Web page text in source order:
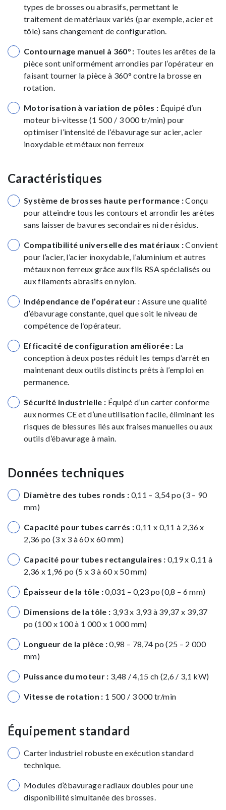
types de brosses ou abrasifs, permettant le
traitement de matériaux variés (par exemple, acier et
tôle) sans changement de configuration.
Contournage manuel à 360° : Toutes les arêtes de la
pièce sont uniformément arrondies par l’opérateur en
faisant tourner la pièce à 360° contre la brosse en
rotation.
Motorisation à variation de pôles : Équipé d’un
moteur bi-vitesse (1 500 / 3 000 tr/min) pour
optimiser l’intensité de l’ébavurage sur acier, acier
inoxydable et métaux non ferreux
Caractéristiques
Système de brosses haute performance :Conçu
pour atteindre tous les contours et arrondir les arêtes
sans laisser de bavures secondaires ni de résidus.
Compatibilité universelle des matériaux :Convient
pour l’acier, l’acier inoxydable, l’aluminium et autres
métaux non ferreux grâce aux fils RSA spécialisés ou
aux filaments abrasifs en nylon.
Indépendance de l’opérateur : Assure une qualité
d’ébavurage constante, quel que soit le niveau de
compétence de l’opérateur.
Efficacité de configuration améliorée : La
conception à deux postes réduit les temps d’arrêt en
maintenant deux outils distincts prêts à l’emploi en
permanence.
Sécurité industrielle : Équipé d’un carter conforme
aux normes CE et d’une utilisation facile, éliminant les
risques de blessures liés aux fraises manuelles ou aux
outils d’ébavurage à main.
Données techniques
Diamètre des tubes ronds : 0,11 – 3,54 po (3 – 90
mm)
Capacité pour tubes carrés :0,11 x 0,11 à 2,36 x
2,36 po (3 x 3 à 60 x 60 mm)
Capacité pour tubes rectangulaires : 0,19 x 0,11 à
2,36 x 1,96 po (5 x 3 à 60 x 50 mm)
Épaisseur de la tôle :0,031 – 0,23 po (0,8 – 6 mm)
Dimensions de la tôle : 3,93 x 3,93 à 39,37 x 39,37
po (100 x 100 à 1 000 x 1 000 mm)
Longueur de la pièce :0,98 – 78,74 po (25 – 2 000
mm)
Puissance du moteur : 3,48 / 4,15 ch (2,6 / 3,1 kW)
Vitesse de rotation : 1 500 / 3 000 tr/min
Équipement standard
Carter industriel robuste en exécution standard
technique.
Modules d’ébavurage radiaux doubles pour une
disponibilité simultanée des brosses.